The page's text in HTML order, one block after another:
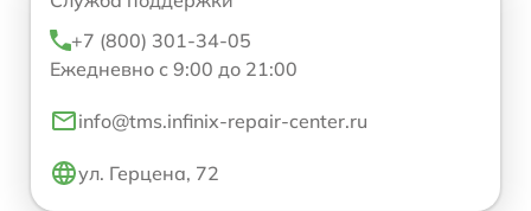
+7 (800) 301-34-05
Ежедневно с 9:00 до 21:00
info@tms.infinix-repair-center.ru
ул. Герцена, 72